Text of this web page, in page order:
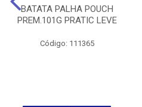
BATATA PALHA POUCH
PREM.101G PRATIC LEVE
Código: 111365